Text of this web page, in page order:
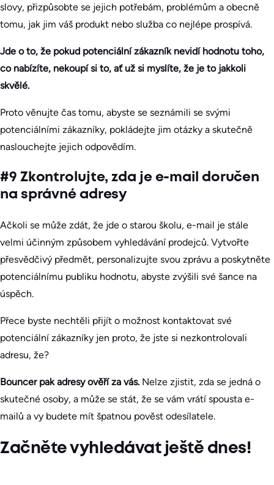
slovy, přizpůsobte se jejich potřebám, problémům a obecně
tomu, jak jim váš produkt nebo služba co nejlépe prospívá.
Jde o to, že pokud potenciální zákazník nevidí hodnotu toho,
co nabízíte, nekoupí si to, ať už si myslíte, že je to jakkoli
skvělé.
Proto věnujte čas tomu, abyste se seznámili se svými
potenciálními zákazníky, pokládejte jim otázky a skutečně
naslouchejte jejich odpovědím.
#9 Zkontrolujte, zda je e-mail doručen
na správné adresy
Ačkoli se může zdát, že jde o starou školu, e-mail je stále
velmi účinným způsobem vyhledávání prodejců. Vytvořte
přesvědčivý předmět, personalizujte svou zprávu a poskytněte
potenciálnímu publiku hodnotu, abyste zvýšili své šance na
úspěch.
Přece byste nechtěli přijít o možnost kontaktovat své
potenciální zákazníky jen proto, že jste si nezkontrolovali
adresu, že?
Bouncer pak adresy ověří za vás. Nelze zjistit, zda se jedná o
skutečné osoby, a může se stát, že se vám vrátí spousta e-
mailů a vy budete mít špatnou pověst odesílatele.
Začněte vyhledávat ještě dnes!